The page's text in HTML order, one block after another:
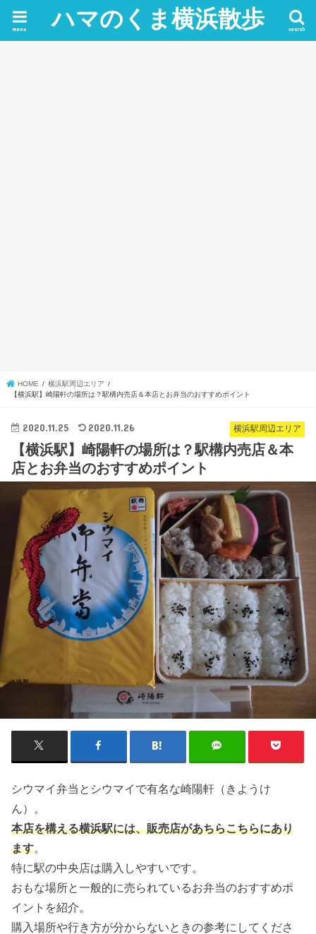
ハマのくま横浜散歩 search
menu
HOME
横浜駅周辺エリア
【横浜駅】崎陽軒の場所は？駅構内売店＆本店とお弁当のおすすめポイント
横浜駅周辺エリア
2020.11.25 2020.11.26
【横浜駅】崎陽軒の場所は？駅構内売店＆本
店とお弁当のおすすめポイント
シウマイ弁当とシウマイで有名な崎陽軒（きようけ
ん）。
本店を構える横浜駅には、販売店があちらこちらにあり
ます
特に駅の中央店は購入しやすいです。
おもな場所と一般的に売られているお弁当のおすすめポ
イントを紹介。
購入場所や行き方が分からないときの参考にしてくださ